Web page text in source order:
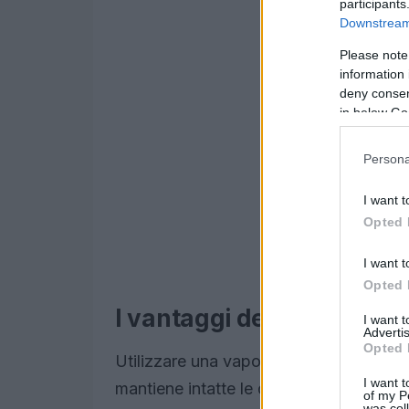
Please
information
deny
in below
I want
Opted
I want
Opted
I want
Opted
I want
of my
I vantaggi della cottura
Utilizzare una vaporiera di bambù
mantiene intatte le qualità nutrizionali